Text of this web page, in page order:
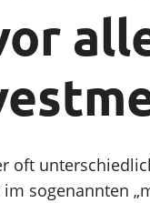
oft
sogenannten